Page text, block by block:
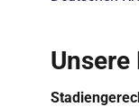
Unsere